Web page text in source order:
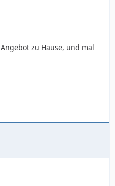
Angebot zu Hause, und mal